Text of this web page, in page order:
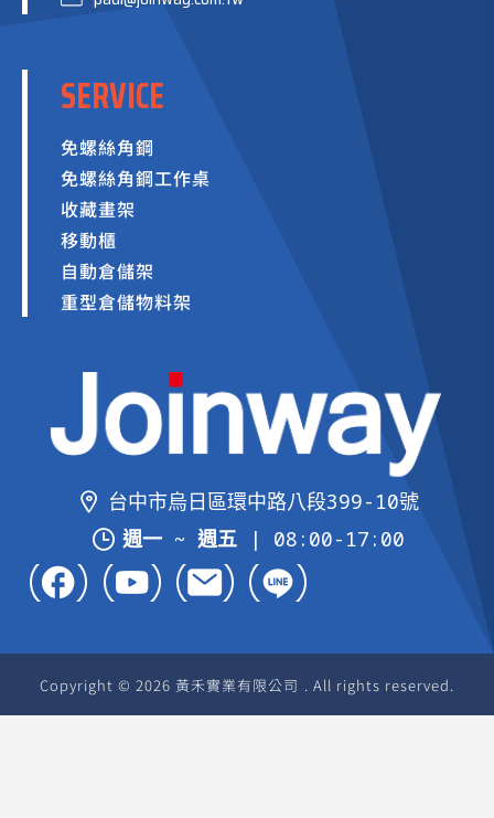
SERVICE
免螺絲角鋼
免螺絲角鋼工作桌
收藏畫架
移動櫃
自動倉儲架
重型倉儲物料架
台中市烏日區環中路八段399-10號
週一 ~ 週五 | 08:00-17:00
Copyright © 2026 黃禾實業有限公司 . All rights reserved.